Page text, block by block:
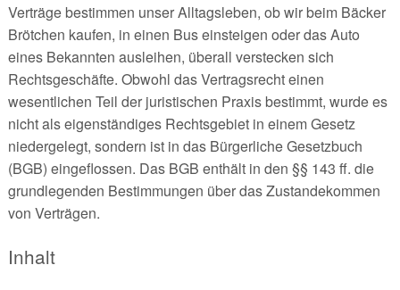
Verträge bestimmen unser Alltagsleben, ob wir beim Bäcker
Brötchen kaufen, in einen Bus einsteigen oder das Auto
eines Bekannten ausleihen, überall verstecken sich
Rechtsgeschäfte. Obwohl das Vertragsrecht einen
wesentlichen Teil der juristischen Praxis bestimmt, wurde es
nicht als eigenständiges Rechtsgebiet in einem Gesetz
niedergelegt, sondern ist in das Bürgerliche Gesetzbuch
(BGB) eingeflossen. Das BGB enthält in den §§ 143 ff. die
grundlegenden Bestimmungen über das Zustandekommen
von Verträgen.
Inhalt